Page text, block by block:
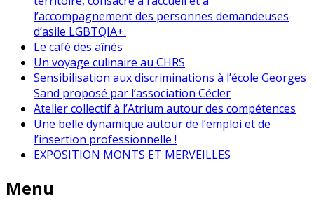
l’accompagnement des personnes demandeuses
d’asile LGBTQIA+.
Le café des aînés
Un voyage culinaire au CHRS
Sensibilisation aux discriminations à l’école Georges
Sand proposé par l’association Cécler
Atelier collectif à l’Atrium autour des compétences
Une belle dynamique autour de l’emploi et de
l’insertion professionnelle !
EXPOSITION MONTS ET MERVEILLES
Menu